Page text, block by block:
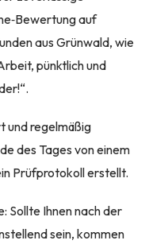
auf
aus Grünwald, wie
pünktlich und
und regelmäßig
des Tages von einem
Prüfprotokoll erstellt.
Sollte Ihnen nach der
sein, kommen